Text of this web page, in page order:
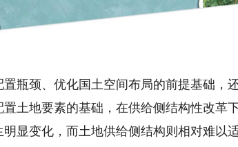
颈、优化国土空间布局的前提基础，
土地要素的基础，在供给侧结构性改革
显变化，而土地供给侧结构则相对难以